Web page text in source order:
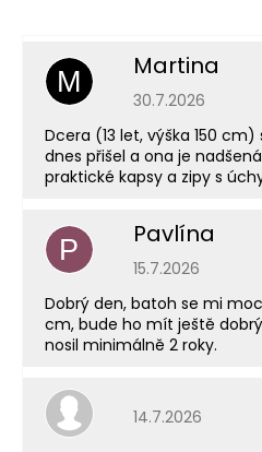
M Martina
Hodnocení
30.7.2026
Dcera (13 let, výška 150
dnes přišel a ona je
praktické kapsy a zipy s
P Pavlína
Hodnocení
15.7.2026
Dobrý den, batoh se mi
cm, bude ho mít ještě
nosil minimálně 2 roky.
Hodnocení
14.7.2026